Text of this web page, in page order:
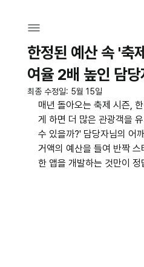
한정된 예산 속 '축
여율 2배 높인 담
최종 수정일: 5월 15일
매년 돌아오는 축제 시즌,
게 하면 더 많은 관광객을
수 있을까?' 담당자님의 어
거액의 예산을 들여 반짝
한 앱을 개발하는 것만이 정